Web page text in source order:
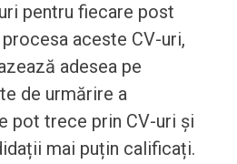
pentru fiecare post
aceste CV-uri,
adesea pe
de urmărire a
pot trece prin CV-uri și
mai puțin calificați.